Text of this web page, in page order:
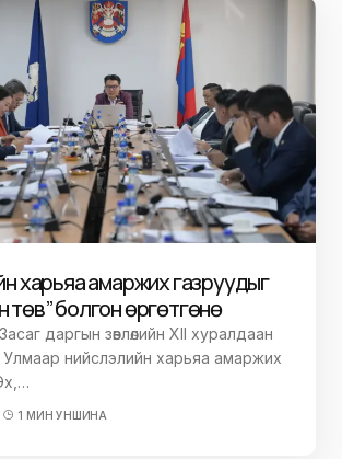
харьяа амаржих газруудыг
төв” болгон өргөтгөнө
даргын зөвлөлийн XII хуралдаан
Улмаар нийслэлийн харьяа амаржих
1 МИН УНШИНА